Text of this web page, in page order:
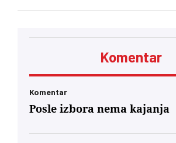
izložbu koja će biti održana
miliona karata i formulara,
Komentar
Komentar
Posle izbora nema kajanja